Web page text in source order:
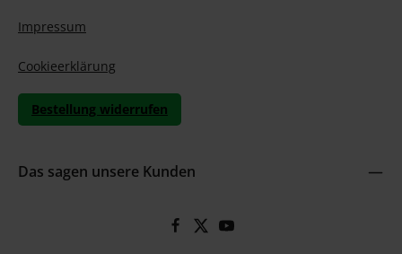
Impressum
Cookieerklärung
Bestellung widerrufen
Das sagen unsere Kunden